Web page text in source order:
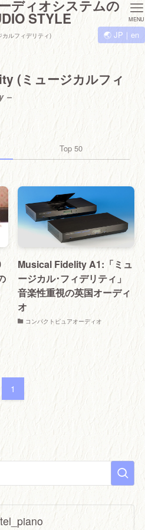
ディオシステムの
STYLE MENU
ルフィデリティ)
(ミュージカルフィ
–
Top 50
Musical Fidelity A1:「ミュ
ージカル･フィデリティ」
音楽性重視の英国オーディ
オ
コンパクトピュアオーディオ
1
🌏 JP｜en